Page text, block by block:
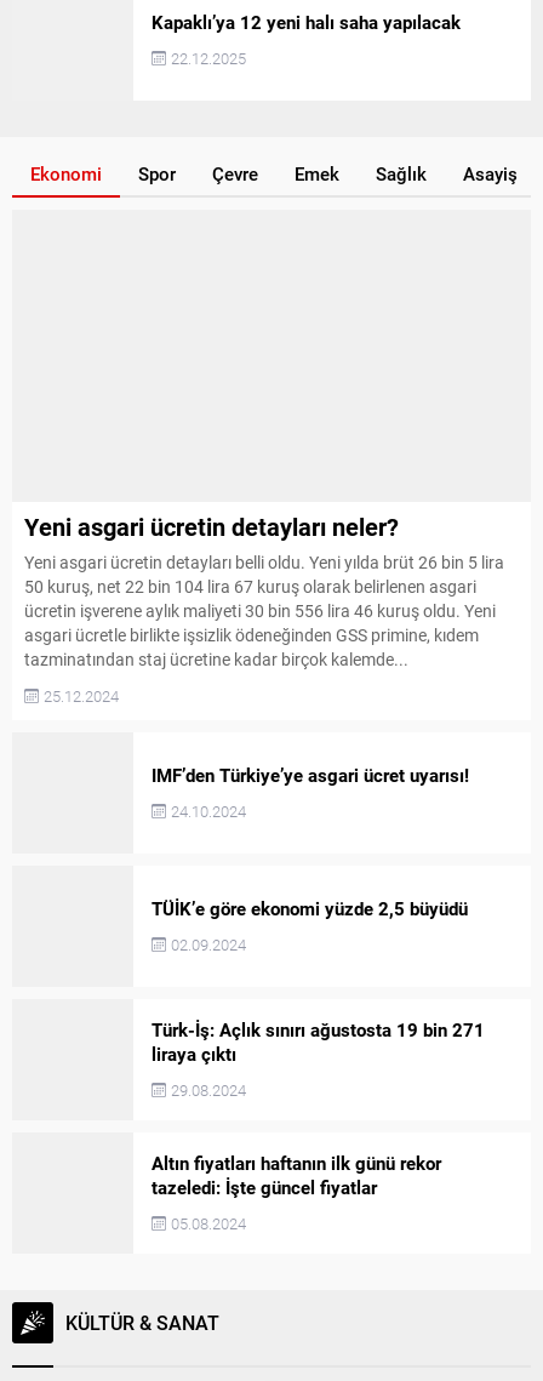
Kapaklı’ya 12 yeni halı saha yapılacak
22.12.2025
Ekonomi Spor Çevre Emek Sağlık Asayiş
Yeni asgari ücretin detayları neler?
Yeni asgari ücretin detayları belli oldu. Yeni yılda brüt 26 bin 5 lira
50 kuruş, net 22 bin 104 lira 67 kuruş olarak belirlenen asgari
ücretin işverene aylık maliyeti 30 bin 556 lira 46 kuruş oldu. Yeni
asgari ücretle birlikte işsizlik ödeneğinden GSS primine, kıdem
tazminatından staj ücretine kadar birçok kalemde...
25.12.2024
IMF’den Türkiye’ye asgari ücret uyarısı!
24.10.2024
TÜİK’e göre ekonomi yüzde 2,5 büyüdü
02.09.2024
Türk-İş: Açlık sınırı ağustosta 19 bin 271
liraya çıktı
29.08.2024
Altın fiyatları haftanın ilk günü rekor
tazeledi: İşte güncel fiyatlar
05.08.2024
KÜLTÜR & SANAT